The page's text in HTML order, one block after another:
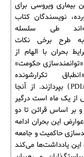
بیماری ویروسی برای
نویسندگان کتاب
طی سلسله
به طرح برخی نکات
بحران با الهام از
«توانمندسازی حکومت»
تکرارشونده
مسئله‌محور» (PDIA) بپردازند. از آنجا
از یک ماه است درگیر
بر اساس قرائن تا دو
عوارض این بحران ادامه
حاکمیت و جامعه
این یادداشت‌ها می‌کند